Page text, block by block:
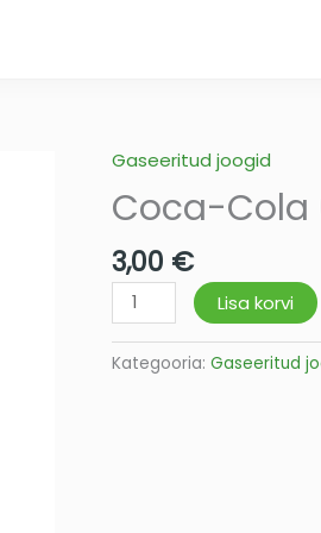
Gaseeritud joogid
Coca-Cola
3,00 €
Coca-
Cola
0,5L
kogus
Lisa korvi
Kategooria: Gaseeritud